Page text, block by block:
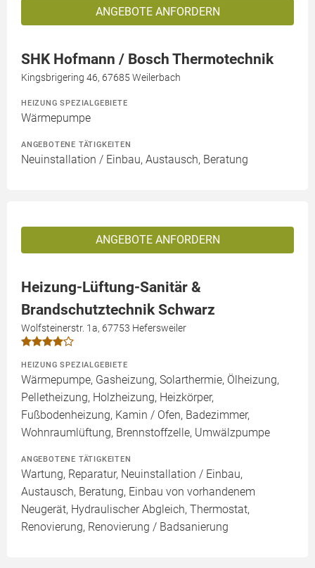
ANGEBOTE ANFORDERN
SHK Hofmann / Bosch Thermotechnik
Kingsbrigering 46, 67685 Weilerbach
HEIZUNG SPEZIALGEBIETE
Wärmepumpe
ANGEBOTENE TÄTIGKEITEN
Neuinstallation / Einbau, Austausch, Beratung
ANGEBOTE ANFORDERN
Heizung-Lüftung-Sanitär &
Brandschutztechnik Schwarz
Wolfsteinerstr. 1a, 67753 Hefersweiler
HEIZUNG SPEZIALGEBIETE
Wärmepumpe, Gasheizung, Solarthermie, Ölheizung,
Pelletheizung, Holzheizung, Heizkörper,
Fußbodenheizung, Kamin / Ofen, Badezimmer,
Wohnraumlüftung, Brennstoffzelle, Umwälzpumpe
ANGEBOTENE TÄTIGKEITEN
Wartung, Reparatur, Neuinstallation / Einbau,
Austausch, Beratung, Einbau von vorhandenem
Neugerät, Hydraulischer Abgleich, Thermostat,
Renovierung, Renovierung / Badsanierung